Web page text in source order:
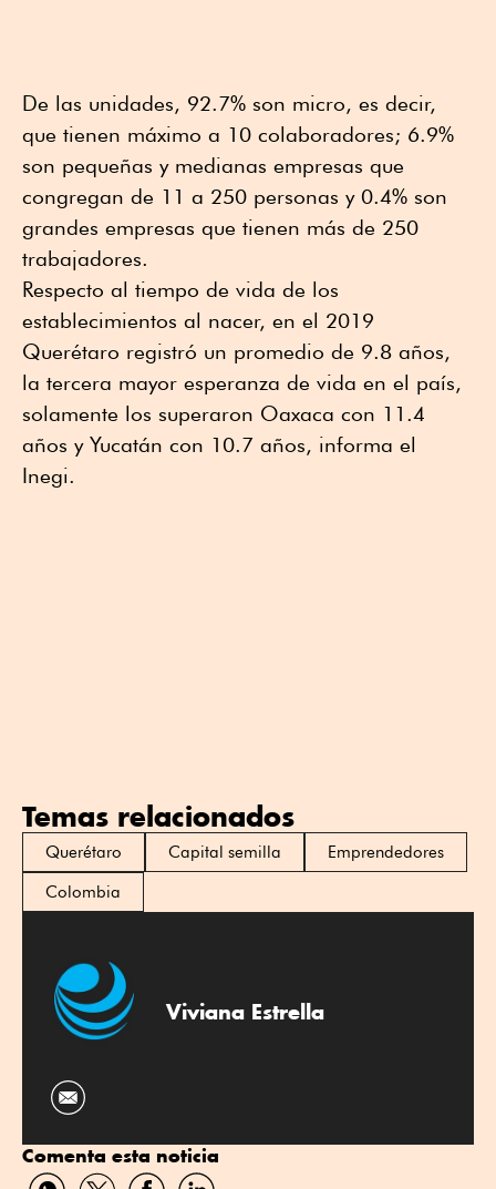
De las unidades, 92.7% son micro, es decir,
que tienen máximo a 10 colaboradores; 6.9%
son pequeñas y medianas empresas que
congregan de 11 a 250 personas y 0.4% son
grandes empresas que tienen más de 250
trabajadores.
Respecto al tiempo de vida de los
establecimientos al nacer, en el 2019
Querétaro registró un promedio de 9.8 años,
la tercera mayor esperanza de vida en el país,
solamente los superaron Oaxaca con 11.4
años y Yucatán con 10.7 años, informa el
Inegi.
Temas relacionados
Querétaro Capital semilla
Emprendedores
Colombia
Viviana Estrella
Comenta esta noticia